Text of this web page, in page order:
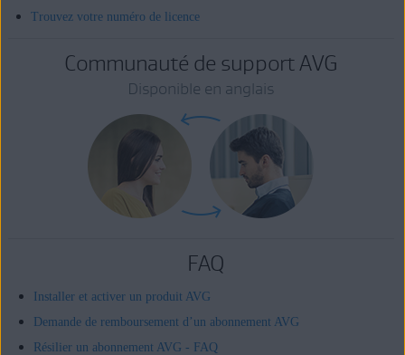
Trouvez votre numéro de licence
Communauté de support AVG
Disponible en anglais
FAQ
Installer et activer un produit AVG
Demande de remboursement d’un abonnement AVG
Résilier un abonnement AVG - FAQ